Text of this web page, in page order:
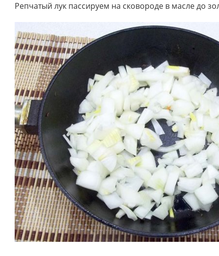
Репчатый лук пассируем на сковороде в масле до